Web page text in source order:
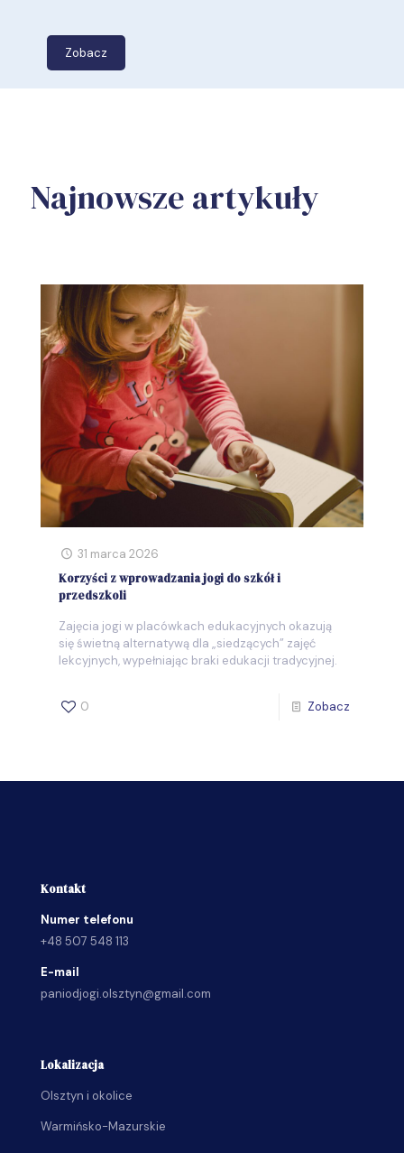
Zobacz
Najnowsze artykuły
31 marca 2026
Korzyści z wprowadzania jogi do szkół i
przedszkoli
Zajęcia jogi w placówkach edukacyjnych okazują
się świetną alternatywą dla „siedzących” zajęć
lekcyjnych, wypełniając braki edukacji tradycyjnej.
0 Zobacz
Kontakt
Numer telefonu
+48 507 548 113
E-mail
paniodjogi.olsztyn@gmail.com
Lokalizacja
Olsztyn i okolice
Warmińsko-Mazurskie